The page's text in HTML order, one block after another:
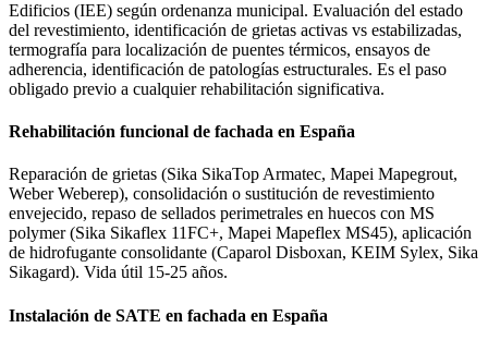
Edificios (IEE) según ordenanza municipal. Evaluación del estado
del revestimiento, identificación de grietas activas vs estabilizadas,
termografía para localización de puentes térmicos, ensayos de
adherencia, identificación de patologías estructurales. Es el paso
obligado previo a cualquier rehabilitación significativa.
Rehabilitación funcional de fachada en España
Reparación de grietas (Sika SikaTop Armatec, Mapei Mapegrout,
Weber Weberep), consolidación o sustitución de revestimiento
envejecido, repaso de sellados perimetrales en huecos con MS
polymer (Sika Sikaflex 11FC+, Mapei Mapeflex MS45), aplicación
de hidrofugante consolidante (Caparol Disboxan, KEIM Sylex, Sika
Sikagard). Vida útil 15-25 años.
Instalación de SATE en fachada en España